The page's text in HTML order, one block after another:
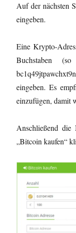
Auf der nächsten
eingeben.
Eine Krypto-
Buchstaben
eingeben. Es
einzufügen, damit
Anschließend die
„Bitcoin kaufen“